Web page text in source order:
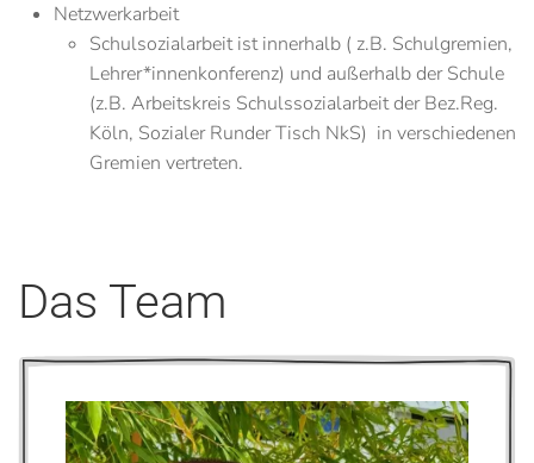
Netzwerkarbeit
Schulsozialarbeit ist innerhalb ( z.B. Schulgremien,
Lehrer*innenkonferenz) und außerhalb der Schule
(z.B. Arbeitskreis Schulssozialarbeit der Bez.Reg.
Köln, Sozialer Runder Tisch NkS) in verschiedenen
Gremien vertreten.
Das Team